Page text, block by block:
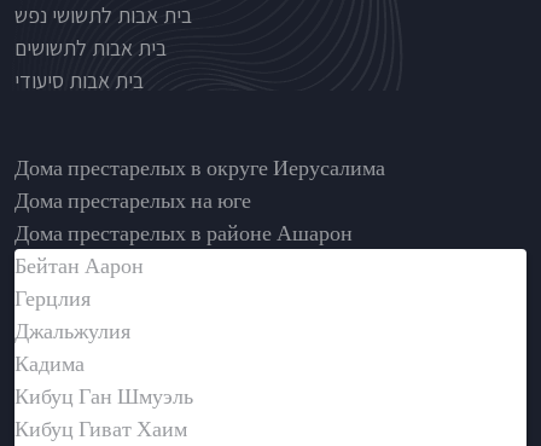
בית אבות לתשושי נפש
בית אבות לתשושים
בית אבות סיעודי
בתי אבות לפי אזורים
Дома престарелых в округе Иерусалима
Дома престарелых на юге
Дома престарелых в районе Ашарон
Бейтан Аарон
Герцлия
Джальжулия
Кадима
Кибуц Ган Шмуэль
Кибуц Гиват Хаим